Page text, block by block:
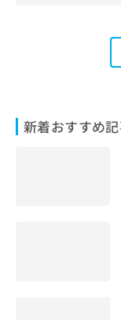
新着おすすめ